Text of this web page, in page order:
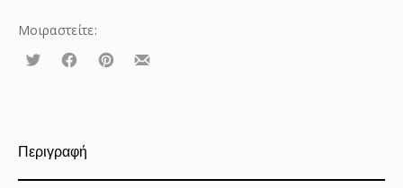
Μοιραστείτε:
Τουίτα ΜοιραστείτεΜοιραστείτεΜοιραστείτε
Περιγραφή